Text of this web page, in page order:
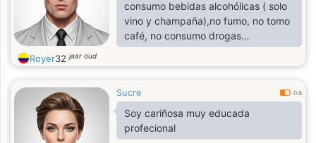
consumo bebidas alcohólicas ( solo
vino y champaña),no fumo, no tomo
café, no consumo drogas
psicoactivas. Solo me dedico a mi
trabajo. Solo salgo de la casa al
escuchar y cantar música
Royer32jaar oud
Sucre 0.6
Soy cariñosa muy educada
profecional